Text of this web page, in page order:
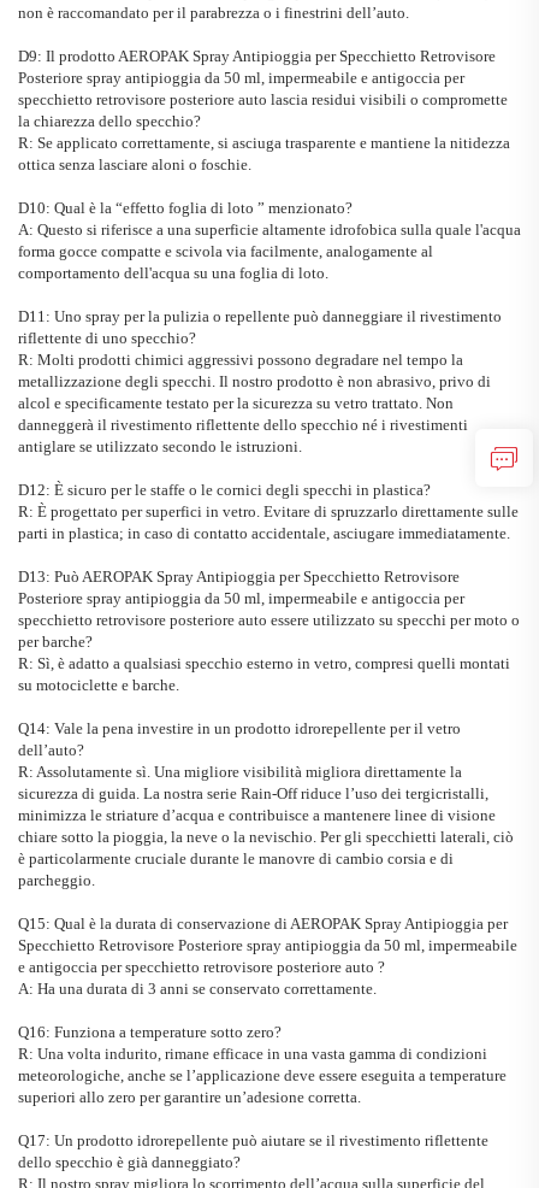
non è raccomandato per il parabrezza o i finestrini dell’auto.
D9: Il prodotto AEROPAK Spray Antipioggia per Specchietto Retrovisore
Posteriore spray antipioggia da 50 ml, impermeabile e antigoccia per
specchietto retrovisore posteriore auto lascia residui visibili o compromette
la chiarezza dello specchio?
R: Se applicato correttamente, si asciuga trasparente e mantiene la nitidezza
ottica senza lasciare aloni o foschie.
D10: Qual è la “effetto foglia di loto ” menzionato?
A: Questo si riferisce a una superficie altamente idrofobica sulla quale l'acqua
forma gocce compatte e scivola via facilmente, analogamente al
comportamento dell'acqua su una foglia di loto.
D11: Uno spray per la pulizia o repellente può danneggiare il rivestimento
riflettente di uno specchio?
R: Molti prodotti chimici aggressivi possono degradare nel tempo la
metallizzazione degli specchi. Il nostro prodotto è non abrasivo, privo di
alcol e specificamente testato per la sicurezza su vetro trattato. Non
danneggerà il rivestimento riflettente dello specchio né i rivestimenti
antiglare se utilizzato secondo le istruzioni.
D12: È sicuro per le staffe o le cornici degli specchi in plastica?
R: È progettato per superfici in vetro. Evitare di spruzzarlo direttamente sulle
parti in plastica; in caso di contatto accidentale, asciugare immediatamente.
D13: Può AEROPAK Spray Antipioggia per Specchietto Retrovisore
Posteriore spray antipioggia da 50 ml, impermeabile e antigoccia per
specchietto retrovisore posteriore auto essere utilizzato su specchi per moto o
per barche?
R: Sì, è adatto a qualsiasi specchio esterno in vetro, compresi quelli montati
su motociclette e barche.
Q14: Vale la pena investire in un prodotto idrorepellente per il vetro
dell’auto?
R: Assolutamente sì. Una migliore visibilità migliora direttamente la
sicurezza di guida. La nostra serie Rain-Off riduce l’uso dei tergicristalli,
minimizza le striature d’acqua e contribuisce a mantenere linee di visione
chiare sotto la pioggia, la neve o la nevischio. Per gli specchietti laterali, ciò
è particolarmente cruciale durante le manovre di cambio corsia e di
parcheggio.
Q15: Qual è la durata di conservazione diAEROPAK Spray Antipioggia per
Specchietto Retrovisore Posteriore spray antipioggia da 50 ml, impermeabile
e antigoccia per specchietto retrovisore posteriore auto ?
A: Ha una durata di 3 anni se conservato correttamente.
Q16: Funziona a temperature sotto zero?
R: Una volta indurito, rimane efficace in una vasta gamma di condizioni
meteorologiche, anche se l’applicazione deve essere eseguita a temperature
superiori allo zero per garantire un’adesione corretta.
Q17: Un prodotto idrorepellente può aiutare se il rivestimento riflettente
dello specchio è già danneggiato?
R: Il nostro spray migliora lo scorrimento dell’acqua sulla superficie del